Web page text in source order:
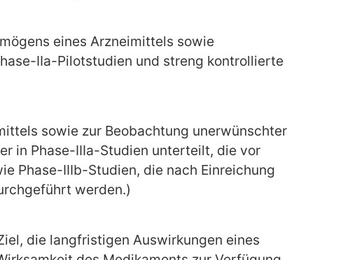
eines Arzneimittels sowie
IIa-Pilotstudien und streng kontrollierte
sowie zur Beobachtung unerwünschter
in Phase-IIIa-Studien unterteilt, die vor
Phase-IIIb-Studien, die nach Einreichung
werden.)
die langfristigen Auswirkungen eines